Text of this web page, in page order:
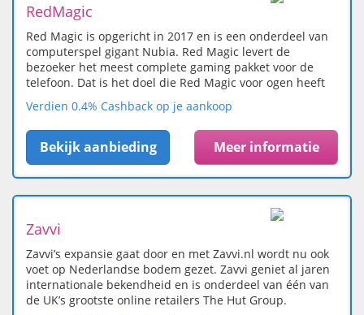
RedMagic
Red Magic is opgericht in 2017 en is een onderdeel van
computerspel gigant Nubia. Red Magic levert de
bezoeker het meest complete gaming pakket voor de
telefoon. Dat is het doel die Red Magic voor ogen heeft
Verdien 0.4% Cashback op je aankoop
Bekijk aanbieding Meer informatie
Zavvi
Zavvi’s expansie gaat door en met Zavvi.nl wordt nu ook
voet op Nederlandse bodem gezet. Zavvi geniet al jaren
internationale bekendheid en is onderdeel van één van
de UK’s grootste online retailers The Hut Group.